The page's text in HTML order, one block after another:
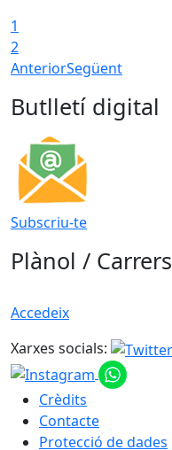
1
2
AnteriorSegüent
Butlletí digital
Subscriu-te
Plànol / Carrers
Accedeix
Xarxes socials:
Crèdits
Contacte
Protecció de dades